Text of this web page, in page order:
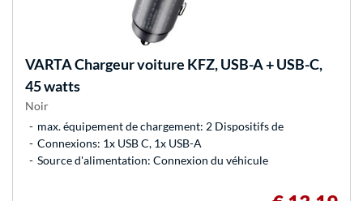
VARTAChargeur voiture KFZ, USB-A + USB-C,
45 watts
Noir
max. équipement de chargement: 2 Dispositifs de
Connexions: 1x USB C, 1x USB-A
Source d'alimentation: Connexion du véhicule